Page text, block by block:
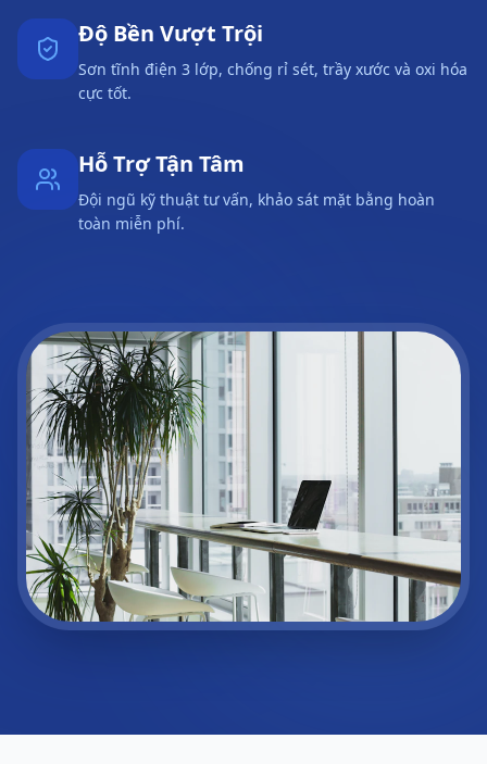
Độ Bền Vượt Trội
Sơn tĩnh điện 3 lớp, chống rỉ sét, trầy xước và oxi hóa
cực tốt.
Hỗ Trợ Tận Tâm
Đội ngũ kỹ thuật tư vấn, khảo sát mặt bằng hoàn
toàn miễn phí.